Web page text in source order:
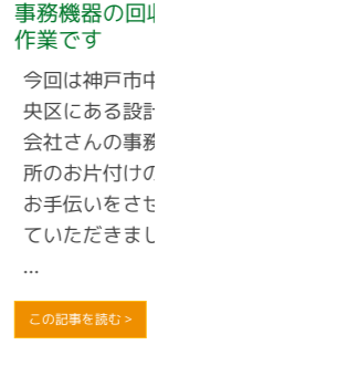
事務機器の回収
作業です
今回は神戸市中
央区にある設計
会社さんの事務
所のお片付けの
お手伝いをさせ
ていただきまし
この記事を読む >